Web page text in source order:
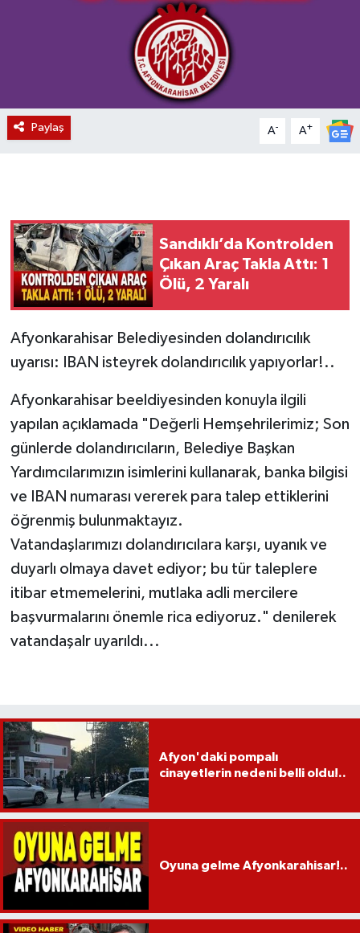
Paylaş A- A+
Sandıklı’da Kontrolden
Çıkan Araç Takla Attı: 1
Ölü, 2 Yaralı
Afyonkarahisar Belediyesinden dolandırıcılık
uyarısı: IBAN isteyrek dolandırıcılık yapıyorlar!..
Afyonkarahisar beeldiyesinden konuyla ilgili
yapılan açıklamada "Değerli Hemşehrilerimiz; Son
günlerde dolandırıcıların, Belediye Başkan
Yardımcılarımızın isimlerini kullanarak, banka bilgisi
ve IBAN numarası vererek para talep ettiklerini
öğrenmiş bulunmaktayız.
Vatandaşlarımızı dolandırıcılara karşı, uyanık ve
duyarlı olmaya davet ediyor; bu tür taleplere
itibar etmemelerini, mutlaka adli mercilere
başvurmalarını önemle rica ediyoruz." denilerek
vatandaşalr uyarıldı...
Afyon'daki pompalı
cinayetlerin nedeni belli oldu!..
Oyuna gelme Afyonkarahisar!..